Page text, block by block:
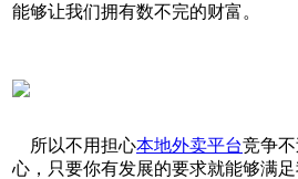
能够让我们拥有数不完的财富。
所以不用担心本地外卖平台竞争
心，只要你有发展的要求就能够满足